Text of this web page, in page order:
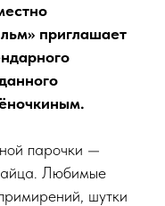
приглашает
парочки —
Любимые
шутки